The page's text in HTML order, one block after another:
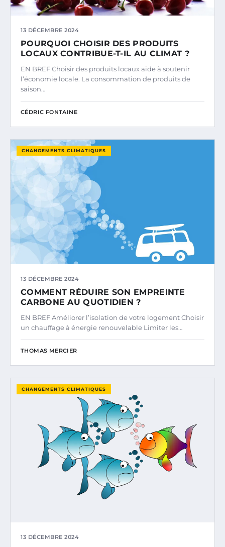
13 DÉCEMBRE 2024
POURQUOI CHOISIR DES PRODUITS
LOCAUX CONTRIBUE-T-IL AU CLIMAT ?
EN BREF Choisir des produits locaux aide à soutenir
l’économie locale. La consommation de produits de
saison…
CÉDRIC FONTAINE
CHANGEMENTS CLIMATIQUES
13 DÉCEMBRE 2024
COMMENT RÉDUIRE SON EMPREINTE
CARBONE AU QUOTIDIEN ?
EN BREF Améliorer l’isolation de votre logement Choisir
un chauffage à énergie renouvelable Limiter les…
THOMAS MERCIER
CHANGEMENTS CLIMATIQUES
13 DÉCEMBRE 2024